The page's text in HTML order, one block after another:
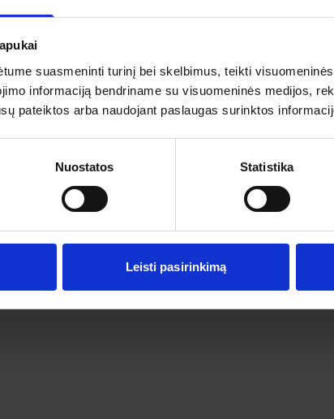
suasmeninti turinį bei skelbimus, teikti
informaciją bendriname su visuomeninės medijos,
pateiktos arba naudojant paslaugas surinktos
Nuostatos Statistika
Leisti pasirinkimą
Pagalba ir
Vienos dienos kelionių
Privatumo politika
Pinigų grąžinimas